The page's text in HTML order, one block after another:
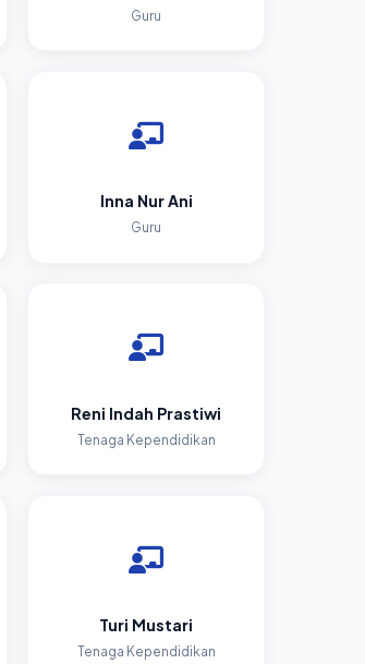
Guru
Inna Nur Ani
Guru
Reni Indah Prastiwi
Tenaga Kependidikan
Turi Mustari
Tenaga Kependidikan